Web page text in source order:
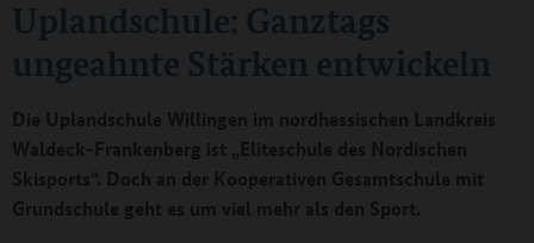
Uplandschule: Ganztags
ungeahnte Stärken entwickeln
Die Uplandschule Willingen im nordhessischen Landkreis
Waldeck-Frankenberg ist „Eliteschule des Nordischen
Skisports“. Doch an der Kooperativen Gesamtschule mit
Grundschule geht es um viel mehr als den Sport.